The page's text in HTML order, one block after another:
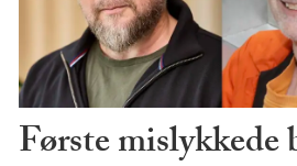
Første mislykkede